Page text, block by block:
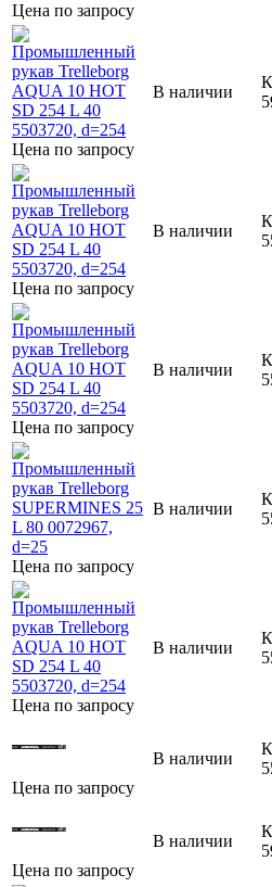
Цена по запросу
Цена по запросу
В наличии
Цена по запросу
В наличии
Цена по запросу
В наличии
Цена по запросу
В наличии
Цена по запросу
В наличии
Цена по запросу
В наличии
Цена по запросу
В наличии